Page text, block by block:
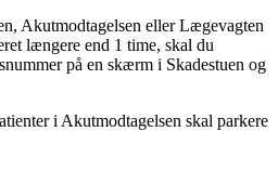
Akutmodtagelsen eller Lægevagten
længere end 1 time, skal du
på en skærm i Skadestuen og
i Akutmodtagelsen skal parkere